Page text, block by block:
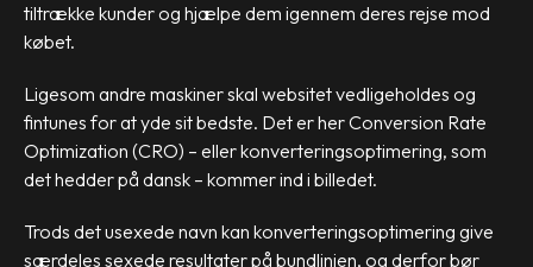
tiltrække kunder og hjælpe dem igennem deres rejse mod
købet.
Ligesom andre maskiner skal websitet vedligeholdes og
fintunes for at yde sit bedste. Det er her Conversion Rate
Optimization (CRO) – eller konverteringsoptimering, som
det hedder på dansk – kommer ind i billedet.
Trods det usexede navn kan konverteringsoptimering give
særdeles sexede resultater på bundlinjen, og derfor bør